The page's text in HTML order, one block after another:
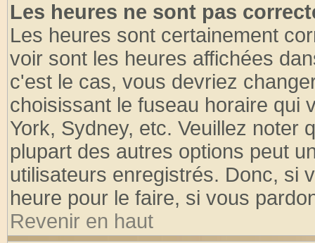
Les heures ne sont pas
Les heures sont certainement
voir sont les heures affichées
c'est le cas, vous devriez
choisissant le fuseau horaire qui
York, Sydney, etc. Veuillez noter
plupart des autres options peut
utilisateurs enregistrés. Donc, si
heure pour le faire, si vous
Revenir en haut